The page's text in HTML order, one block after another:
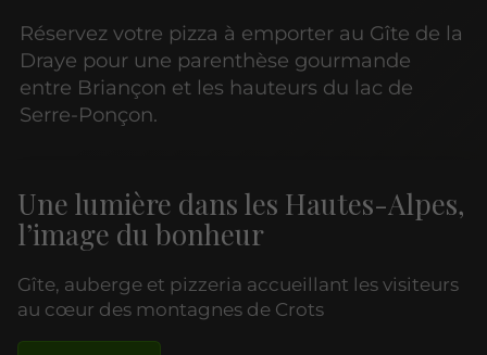
Réservez votre pizza à emporter au Gîte de la
Draye pour une parenthèse gourmande
entre Briançon et les hauteurs du lac de
Serre-Ponçon.
Une lumière dans les Hautes-Alpes,
l’image du bonheur
Gîte, auberge et pizzeria accueillant les visiteurs
au cœur des montagnes de Crots